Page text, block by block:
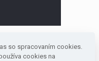
so spracovaním cookies.
cookies na